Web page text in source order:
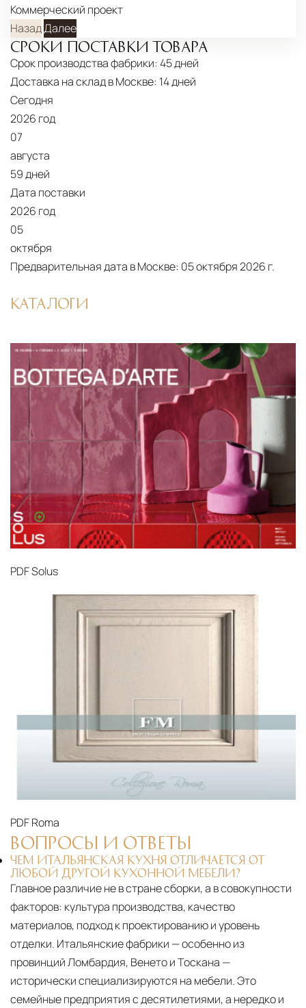
Коммерческий проект
НазадДалее
СРОКИ ПОСТАВКИ ТОВАРА
Срок производства фабрики: 45 дней
Доставка на склад в Москве: 14 дней
Сегодня
2026 год
07
августа
59 дней
Дата поставки
2026 год
05
октября
Предварительная дата в Москве: 05 октября 2026 г.
КАТАЛОГИ
PDFSolus
PDFRoma
ВОПРОСЫ И ОТВЕТЫ
ЧЕМ ИТАЛЬЯНСКАЯ КУХНЯ ОТЛИЧАЕТСЯ ОТ
ЛЮБОЙ ДРУГОЙ КУХОННОЙ МЕБЕЛИ?
Главное различие не в стране сборки, а в совокупности
факторов: культура производства, качество
материалов, подход к проектированию и уровень
отделки. Итальянские фабрики — особенно из
провинций Ломбардия, Венето и Тоскана —
исторически специализируются на мебели. Это
семейные предприятия с десятилетиями, а нередко и